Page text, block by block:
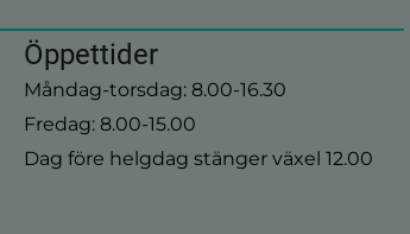
Öppettider
Måndag-torsdag: 8.00-16.30
Fredag: 8.00-15.00
Dag före helgdag stänger växel 12.00